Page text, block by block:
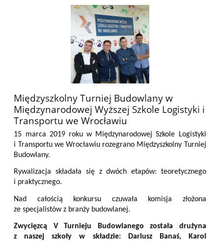
Międzyszkolny Turniej Budowlany w
Międzynarodowej Wyższej Szkole Logistyki i
Transportu we Wrocławiu
15 marca 2019 roku w Międzynarodowej Szkole Logistyki
i Transportu we Wrocławiu rozegrano Międzyszkolny Turniej
Budowlany.
Rywalizacja składała się z dwóch etapów: teoretycznego
i praktycznego.
Nad całością konkursu czuwała komisja złożona
ze specjalistów z branży budowlanej.
Zwycięzcą V Turnieju Budowlanego została drużyna
z naszej szkoły w składzie:
Dariusz Banaś, Karol